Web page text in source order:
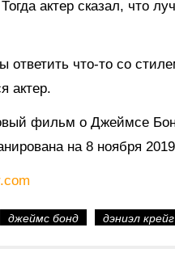
актер сказал, что
ответить что-то со
актер.
фильм о Джеймсе
на 8 ноября
джеймс бонд дэниэл крейг